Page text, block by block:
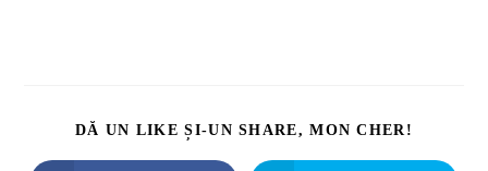
DĂ UN LIKE ȘI-UN SHARE, MON CHER!